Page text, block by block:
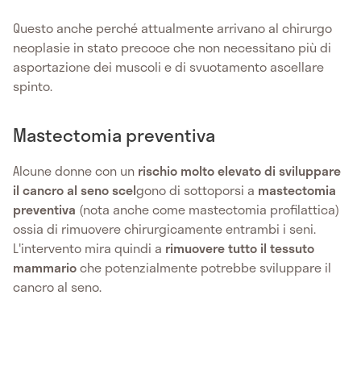
Questo anche perché attualmente arrivano al chirurgo
neoplasie in stato precoce che non necessitano più di
asportazione dei muscoli e di svuotamento ascellare
spinto.
Mastectomia preventiva
Alcune donne con un rischio molto elevato di sviluppare
il cancro al seno scelgono di sottoporsi a mastectomia
preventiva (nota anche come mastectomia profilattica)
ossia di rimuovere chirurgicamente entrambi i seni.
L'intervento mira quindi a rimuovere tutto il tessuto
mammarioche potenzialmente potrebbe sviluppare il
cancro al seno.